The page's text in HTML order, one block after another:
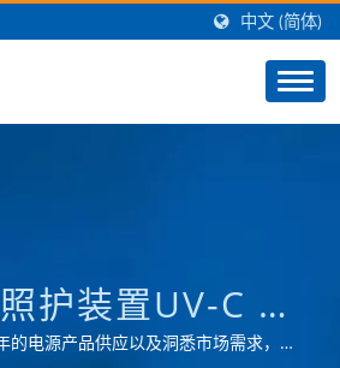
中文 (简体)
护装置UV-C 紫
线杀菌灯
的电源产品供应以及洞悉市场需求，可